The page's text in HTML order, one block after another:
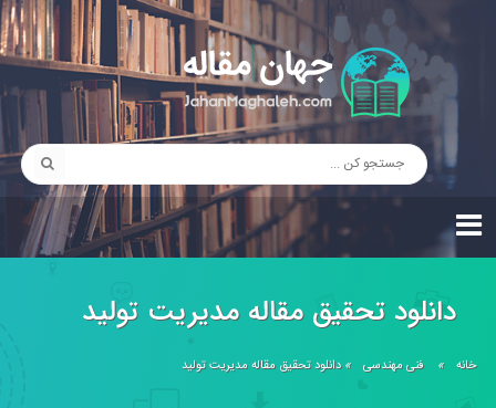
دانلود تحقیق مقاله مدیریت تولید
خانه » فنی مهندسی »دانلود تحقیق مقاله مدیریت تولید